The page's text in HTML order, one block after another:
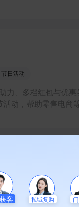
客 私域复购
节日活动
力、多档红包与优惠
活动，帮助零售电商
投放优化 门店数字化
款基于小程序商城